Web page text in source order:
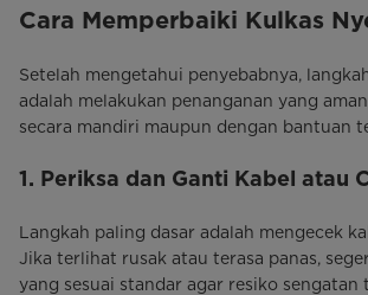
Cara Memperbaiki Kulkas
Setelah mengetahui penyebabnya,
adalah melakukan penanganan yang
secara mandiri maupun dengan bantuan
1. Periksa dan Ganti Kabel atau
Langkah paling dasar adalah mengecek
Jika terlihat rusak atau terasa panas,
yang sesuai standar agar resiko sengatan